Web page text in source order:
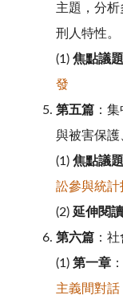
主題，分
刑人特性。
(1) 焦點議題
發
第五篇 ：
與被害保護
(1) 焦點議題
訟參與統
(2) 延伸閱讀
第六篇 ：
(1) 第一章 ：
主義間對話